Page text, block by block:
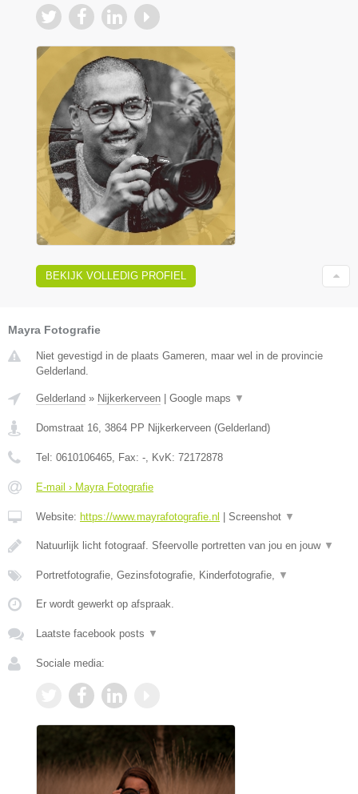
BEKIJK VOLLEDIG PROFIEL
Mayra Fotografie
Niet gevestigd in de plaats Gameren, maar wel in de provincie
Gelderland.
Gelderland » Nijkerkerveen Google maps ▼
Domstraat 16, 3864 PP Nijkerkerveen (Gelderland)
Tel: 0610106465, Fax: -, KvK: 72172878
E-mail › Mayra Fotografie
Website: https://www.mayrafotografie.nl Screenshot ▼
Natuurlijk licht fotograaf. Sfeervolle portretten van jou en jouw ▼
Portretfotografie, Gezinsfotografie, Kinderfotografie, ▼
Er wordt gewerkt op afspraak.
Laatste facebook posts ▼
Sociale media: